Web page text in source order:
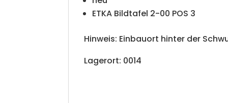
ETKA Bildtafel 2-00 POS 3
Hinweis: Einbauort hinter der
Lagerort: 0014